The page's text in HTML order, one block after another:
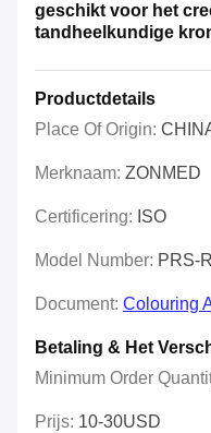
geschikt voor het
tandheelkundige
Productdetails
Place Of Origin:
Merknaam: ZONMED
Certificering: ISO
Model Number: PRS-
Document: Colouring
Betaling & Het
Minimum Order
Prijs: 10-30USD